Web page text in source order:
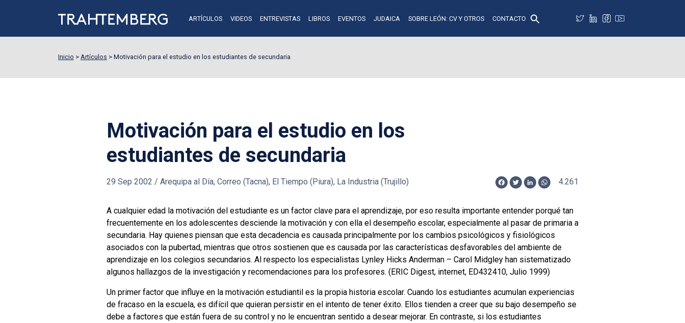
ARTÍCULOS VIDEOS ENTREVISTAS LIBROS EVENTOS JUDAICA SOBRE LEÓN: CV Y OTROS CONTACTO
Inicio > Artículos > Motivación para el estudio en los estudiantes de secundaria
Motivación para el estudio en los
estudiantes de secundaria
29 Sep 2002 / Arequipa al Día, Correo (Tacna), El Tiempo (Piura), La Industria (Trujillo)
Facebook
TwitterLinkedInWhatsApp
4.261
A cualquier edad la motivación del estudiante es un factor clave para el aprendizaje, por eso resulta importante entender porqué tan
frecuentemente en los adolescentes desciende la motivación y con ella el desempeño escolar, especialmente al pasar de primaria a
secundaria. Hay quienes piensan que esta decadencia es causada principalmente por los cambios psicológicos y fisiológicos
asociados con la pubertad, mientras que otros sostienen que es causada por las características desfavorables del ambiente de
aprendizaje en los colegios secundarios. Al respecto los especialistas Lynley Hicks Anderman – Carol Midgley han sistematizado
algunos hallazgos de la investigación y recomendaciones para los profesores. (ERIC Digest, internet, ED432410, Julio 1999)
Un primer factor que influye en la motivación estudiantil es la propia historia escolar. Cuando los estudiantes acumulan experiencias
de fracaso en la escuela, es difícil que quieran persistir en el intento de tener éxito. Ellos tienden a creer que su bajo desempeño se
debe a factores que están fuera de su control y no le encuentran sentido a desear mejorar. En contraste, si los estudiantes